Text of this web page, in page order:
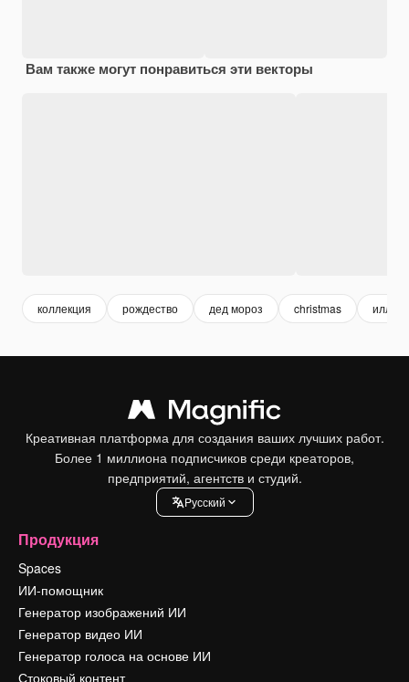
Вам также могут понравиться эти векторы
коллекция рождество дед мороз christmas
Креативная платформа для создания ваших лучших работ.
Более 1 миллиона подписчиков среди креаторов,
предприятий, агентств и студий.
Pусский
Продукция
Spaces
ИИ-помощник
Генератор изображений ИИ
Генератор видео ИИ
Генератор голоса на основе ИИ
Стоковый контент